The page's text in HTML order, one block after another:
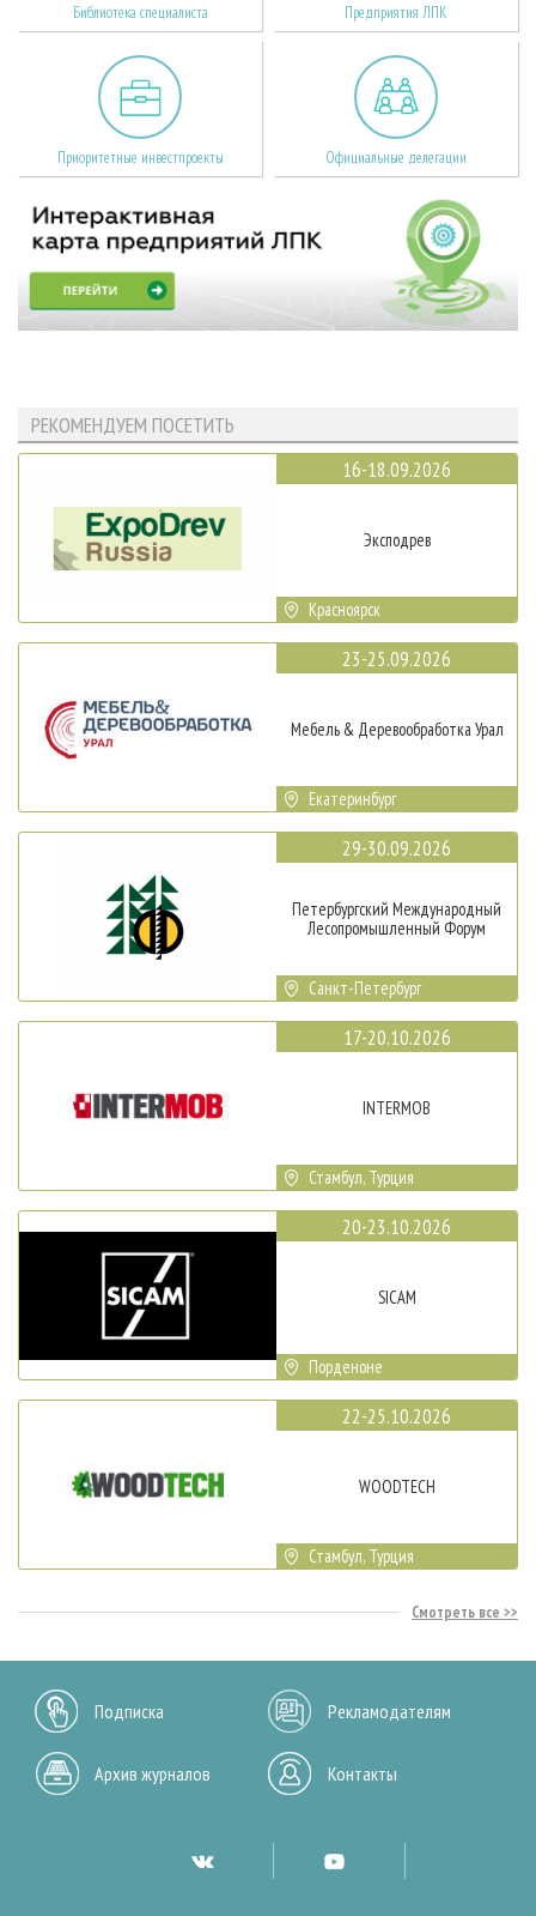
Библиотека специалиста Предприятия ЛПК
Приоритетные инвестпроекты Официальные делегации
РЕКОМЕНДУЕМ ПОСЕТИТЬ
16-18.09.2026
Эксподрев
Красноярск
23-25.09.2026
Мебель & Деревообработка Урал
Екатеринбург
29-30.09.2026
Петербургский Международный
Лесопромышленный Форум
Санкт-Петербург
17-20.10.2026
INTERMOB
Стамбул, Турция
20-23.10.2026
SICAM
Порденоне
22-25.10.2026
WOODTECH
Стамбул, Турция
Смотреть все
Подписка Рекламодателям
Архив журналов Контакты